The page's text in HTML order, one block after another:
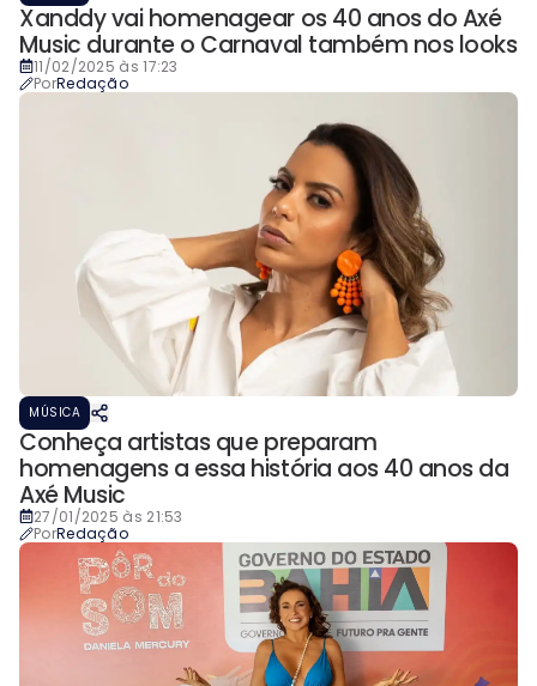
Xanddy vai homenagear os 40 anos do Axé
Music durante o Carnaval também nos looks
11/02/2025 às 17:23
PorRedação
MÚSICA
Conheça artistas que preparam
homenagens a essa história aos 40 anos da
Axé Music
27/01/2025 às 21:53
PorRedação